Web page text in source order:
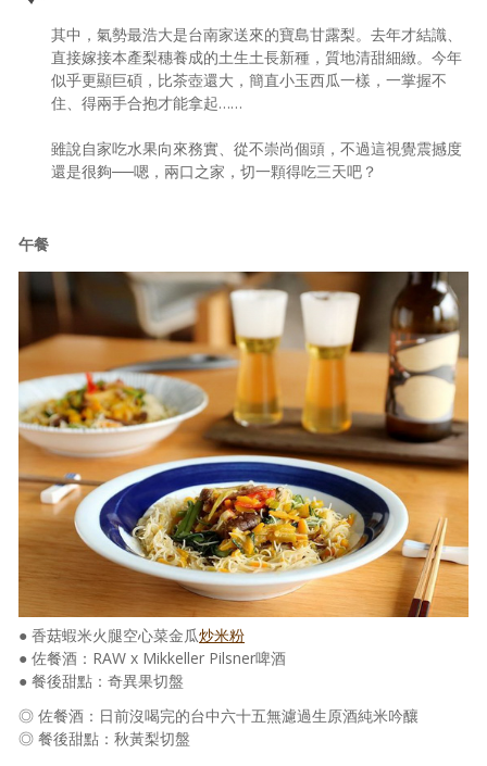
其中，氣勢最浩大是台南家送來的寶島甘露梨。去年才結識、
直接嫁接本產梨穗養成的土生土長新種，質地清甜細緻。今年
似乎更顯巨碩，比茶壺還大，簡直小玉西瓜一樣，一掌握不
住、得兩手合抱才能拿起……
雖說自家吃水果向來務實、從不崇尚個頭，不過這視覺震撼度
還是很夠──嗯，兩口之家，切一顆得吃三天吧？
午餐
● 香菇蝦米火腿空心菜金瓜炒米粉
● 佐餐酒：RAW x Mikkeller Pilsner啤酒
● 餐後甜點：奇異果切盤
◎ 佐餐酒：日前沒喝完的台中六十五無濾過生原酒純米吟釀
◎ 餐後甜點：秋黃梨切盤